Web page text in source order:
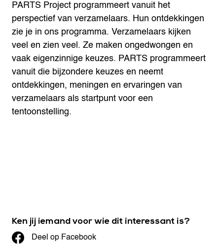
PARTS Project programmeert vanuit het
perspectief van verzamelaars. Hun ontdekkingen
zie je in ons programma. Verzamelaars kijken
veel en zien veel. Ze maken ongedwongen en
vaak eigenzinnige keuzes. PARTS programmeert
vanuit die bijzondere keuzes en neemt
ontdekkingen, meningen en ervaringen van
verzamelaars als startpunt voor een
tentoonstelling.
Ken jij iemand voor wie dit interessant is?
Deel op Facebook